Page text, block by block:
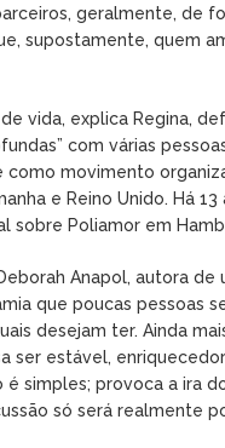
geralmente, de
supostamente, quem
vida, explica Regina,
com várias
como movimento
e Reino Unido. Há
sobre Poliamor em
Anapol, autora
que poucas pessoas
desejam ter. Ainda
ser estável,
é simples; provoca a ira
só será realmente